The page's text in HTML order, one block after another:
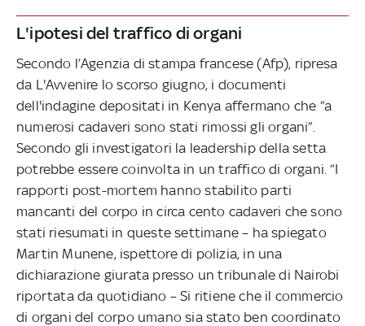
L'ipotesi del traffico di organi
Secondo l’Agenzia di stampa francese (Afp), ripresa
da L'Avvenire lo scorso giugno, i documenti
dell'indagine depositati in Kenya affermano che “a
numerosi cadaveri sono stati rimossi gli organi”.
Secondo gli investigatori la leadership della setta
potrebbe essere coinvolta in un traffico di organi. “I
rapporti post-mortem hanno stabilito parti
mancanti del corpo in circa cento cadaveri che sono
stati riesumati in queste settimane – ha spiegato
Martin Munene, ispettore di polizia, in una
dichiarazione giurata presso un tribunale di Nairobi
riportata da quotidiano – Si ritiene che il commercio
di organi del corpo umano sia stato ben coordinato